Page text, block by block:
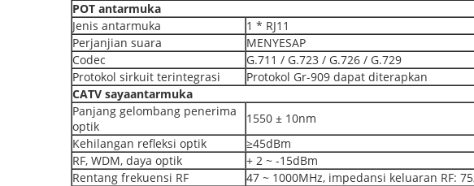
POT antarmuka
Jenis antarmuka
1 * RJ11
Perjanjian suara
MENYESAP
Codec
G.711 / G.723 / G.726 / G.729
Protokol sirkuit terintegrasi
Protokol Gr-909 dapat diterapkan
CATV sayaantarmuka
Panjang gelombang penerima
optik
1550 ± 10nm
Kehilangan refleksi optik
≥45dBm
RF, WDM, daya optik
+ 2 ~ -15dBm
Rentang frekuensi RF
47 ~ 1000MHz, impedansi keluaran RF: